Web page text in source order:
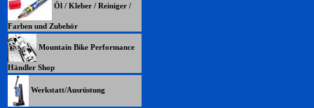
Öl / Kleber / Reiniger /
Farben und Zubehör
Mountain Bike Performance
Händler Shop
Werkstatt/Ausrüstung